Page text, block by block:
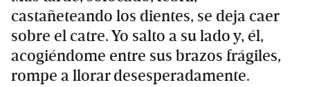
castañeteando los dientes, se deja caer
sobre el catre. Yo salto a su lado y, él,
acogiéndome entre sus brazos frágiles,
rompe a llorar desesperadamente.